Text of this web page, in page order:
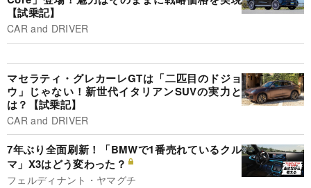
【試乗記】
CAR and DRIVER
マセラティ・グレカーレGTは「二匹目のドジョ
ウ」じゃない！新世代イタリアンSUVの実力と
は？【試乗記】
CAR and DRIVER
7年ぶり全面刷新！「BMWで1番売れているクル
マ」X3はどう変わった？
フェルディナント・ヤマグチ